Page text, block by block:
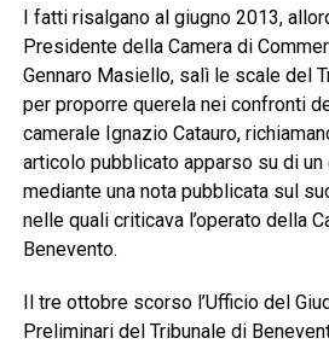
I fatti risalgano al giugno 2013,
Presidente della Camera di
Gennaro Masiello, salì le scale del
per proporre querela nei confronti
camerale Ignazio Catauro,
articolo pubblicato apparso su di
mediante una nota pubblicata sul
nelle quali criticava l’operato della
Benevento.
Il tre ottobre scorso l’Ufficio del
Preliminari del Tribunale di